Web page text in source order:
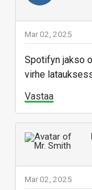
Mar 02, 2025
Spotifyn jakso
virhe
Vastaa
Mar 02, 2025